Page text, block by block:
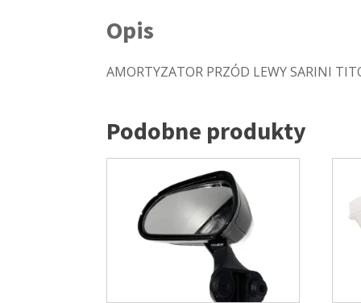
Opis
AMORTYZATOR PRZÓD LEWY SARINI
Podobne produkty